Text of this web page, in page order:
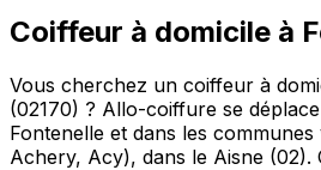
Coiffeur à domicile à
Vous cherchez un coiffeur à
(02170) ? Allo-coiffure se
Fontenelle et dans les
Achery, Acy), dans le Aisne (02).